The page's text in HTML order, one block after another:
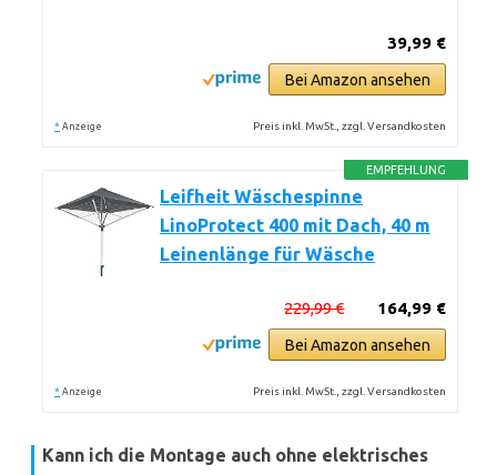
39,99 €
Bei Amazon ansehen
* Anzeige Preis inkl. MwSt., zzgl. Versandkosten
EMPFEHLUNG
Leifheit Wäschespinne
LinoProtect 400 mit Dach, 40 m
Leinenlänge für Wäsche
164,99 €
229,99 €
Bei Amazon ansehen
* Anzeige Preis inkl. MwSt., zzgl. Versandkosten
Kann ich die Montage auch ohne elektrisches